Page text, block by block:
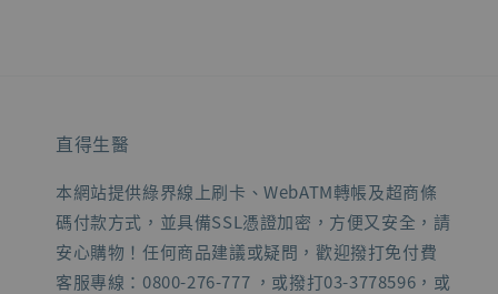
直得生醫
本網站提供綠界線上刷卡、WebATM轉帳及超商條
碼付款方式，並具備SSL憑證加密，方便又安全，請
安心購物！任何商品建議或疑問，歡迎撥打免付費
客服專線：0800-276-777 ，或撥打03-3778596，或